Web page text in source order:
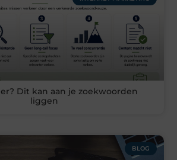
Dit kan aan je zoekwoorden
liggen
BLOG